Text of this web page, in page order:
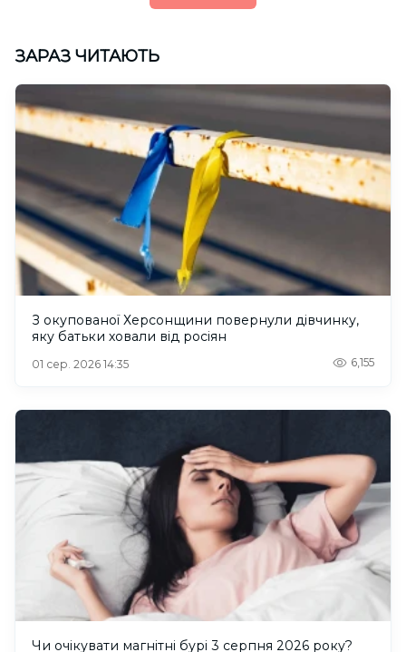
ЗАРАЗ ЧИТАЮТЬ
З окупованої Херсонщини повернули дівчинку,
яку батьки ховали від росіян
01 сер. 2026 14:35 6,155
Чи очікувати магнітні бурі 3 серпня 2026 року?